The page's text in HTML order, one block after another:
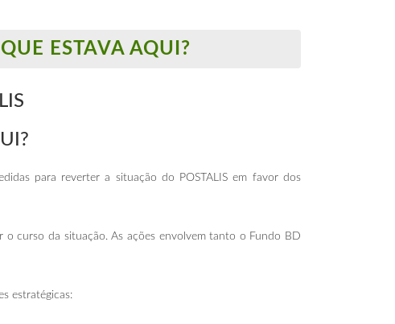
ESTAVA AQUI?
para reverter a situação do POSTALIS em favor dos
o curso da situação. As ações envolvem tanto o Fundo BD
estratégicas: